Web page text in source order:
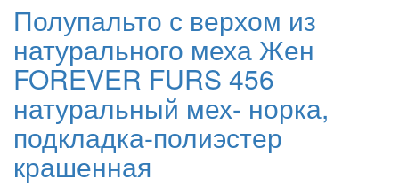
Полупальто с верхом из
натурального меха Жен
FOREVER FURS 456
натуральный мех- норка,
подкладка-полиэстер
крашенная